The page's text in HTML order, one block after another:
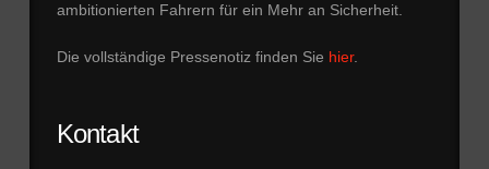
ambitionierten Fahrern für ein Mehr an Sicherheit.
Die vollständige Pressenotiz finden Sie hier.
Kontakt